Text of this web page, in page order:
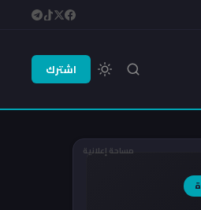
اشترك
مساحة إعلانية